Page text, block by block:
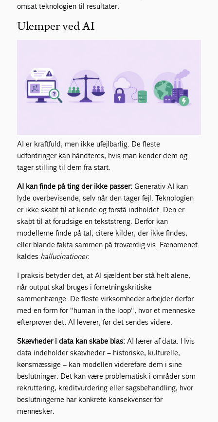
omsat teknologien til resultater.
Ulemper ved AI
AI er kraftfuld, men ikke ufejlbarlig. De fleste
udfordringer kan håndteres, hvis man kender dem og
tager stilling til dem fra start.
AI kan finde på ting der ikke passer: Generativ AI kan
lyde overbevisende, selv når den tager fejl. Teknologien
er ikke skabt til at kende og forstå indholdet. Den er
skabt til at forudsige en tekststreng. Derfor kan
modellerne finde på tal, citere kilder, der ikke findes,
eller blande fakta sammen på troværdig vis. Fænomenet
kaldes hallucinationer.
I praksis betyder det, at AI sjældent bør stå helt alene,
når output skal bruges i forretningskritiske
sammenhænge. De fleste virksomheder arbejder derfor
med en form for "human in the loop", hvor et menneske
efterprøver det, AI leverer, før det sendes videre.
Skævheder i data kan skabe bias:AI lærer af data. Hvis
data indeholder skævheder – historiske, kulturelle,
kønsmæssige – kan modellen videreføre dem i sine
beslutninger. Det kan være problematisk i områder som
rekruttering, kreditvurdering eller sagsbehandling, hvor
beslutningerne har konkrete konsekvenser for
mennesker.